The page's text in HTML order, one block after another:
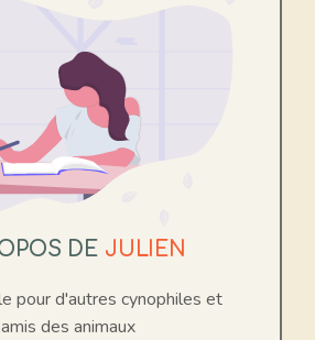
DE JULIEN
pour d'autres cynophiles et
amis des animaux